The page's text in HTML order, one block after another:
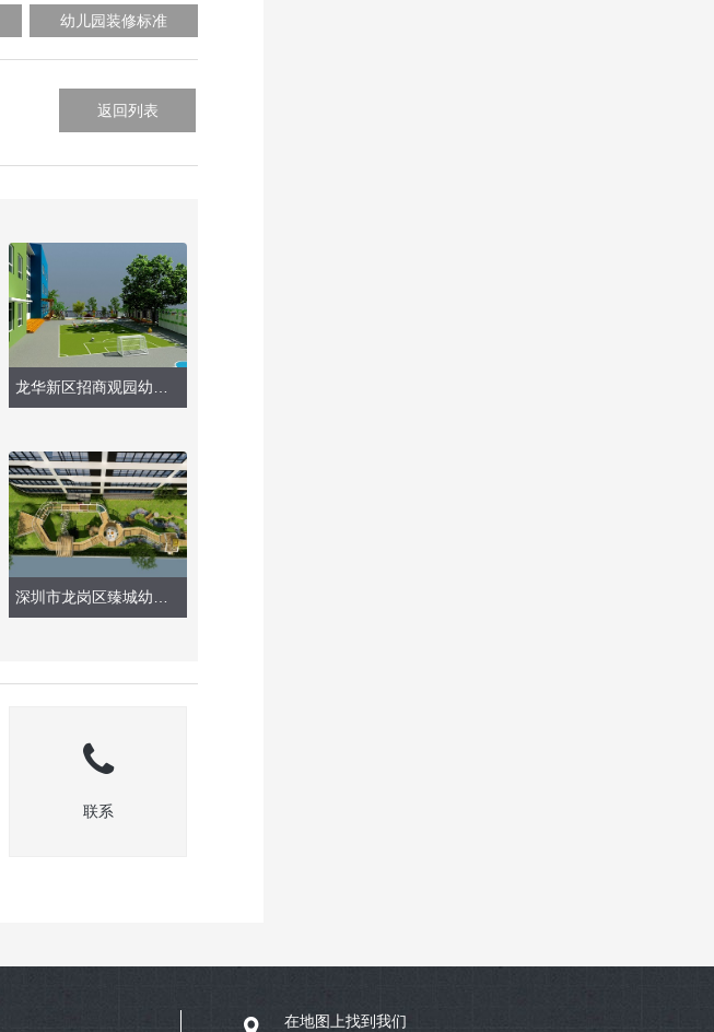
幼儿园装修标准
返回列表
龙华新区招商观园幼儿园
联系
在地图上找到我们